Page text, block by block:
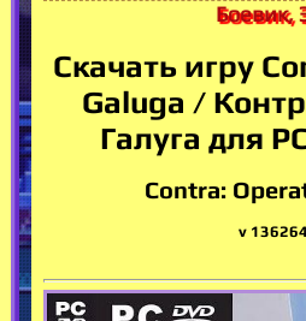
Боевик,
Скачать игру
Galuga /
Галуга для
Contra:
v